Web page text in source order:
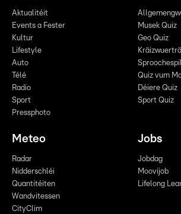
Aktualitéit
Events a Fester
Kultur
Lifestyle
Auto
Télé
Radio
Sport
Pressphoto
Musek Quiz
Geo Quiz
Quiz vum
Déiere Quiz
Sport Quiz
Meteo
Radar
Nidderschléi
Quantitéiten
Wandvitessen
CityClim
Jobs
Jobdag
Moovijob
Lifelong